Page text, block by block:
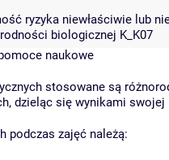
ryzyka niewłaściwie lub
biologicznej K_K07
naukowe
stosowane są
dzieląc się wynikami swojej
podczas zajęć należą: